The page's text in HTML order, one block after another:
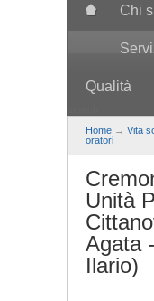
Chi
Qualità
Home → Vita
oratori
Unità
Agata
Ilario)